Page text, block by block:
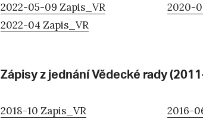
2022-05-09 Zapis_VR
2022-04 Zapis_VR
2020-
Zápisy z jednání Vědecké rady
2018-10 Zapis_VR
2016-